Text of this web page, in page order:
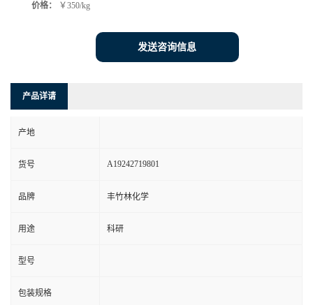
价格： ￥350/kg
发送咨询信息
产品详请
产地
货号 A19242719801
品牌 丰竹林化学
用途 科研
型号
包装规格